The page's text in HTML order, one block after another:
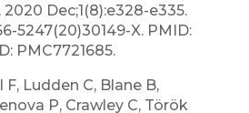
Dec;1(8):e328-e335.
5247(20)30149-X. PMID:
PMC7721685.
F, Ludden C, Blane B,
P, Crawley C, Török